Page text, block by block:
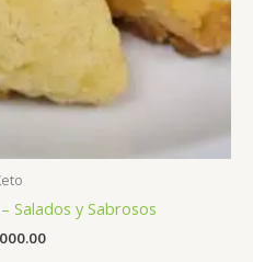
Salados y Sabrosos